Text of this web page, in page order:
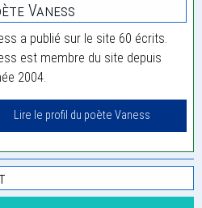
Vaness
a publié sur le site 60 écrits.
est membre du site depuis
2004.
Lire le profil du poète Vaness